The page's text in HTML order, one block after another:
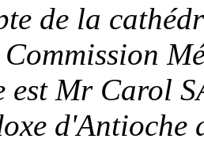
de la
est Mr Carol
d'Antioche